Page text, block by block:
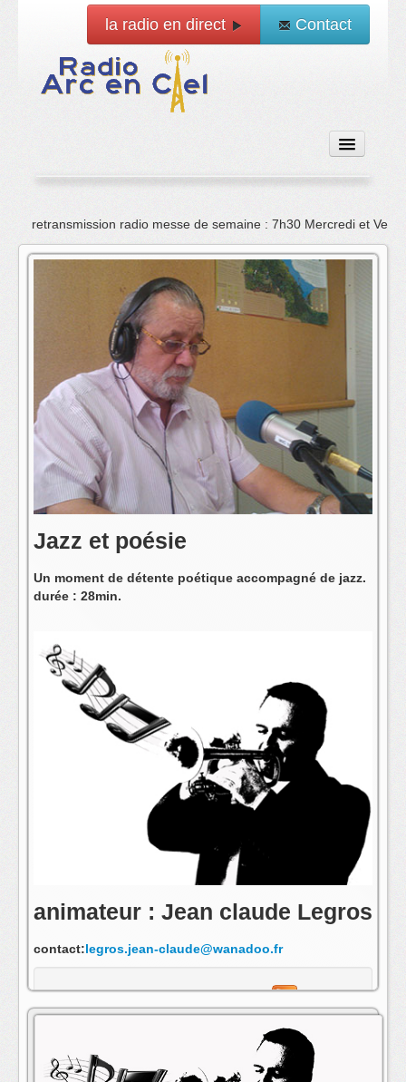
la radio en direct Contact
Accueil
Emissions
La radio
L'équipe
retransmission radio messe de semaine : 7h30 Mercredi et
Jazz et poésie
Un moment de détente poétique accompagné de jazz.
durée : 28min.
animateur : Jean claude Legros
contact:legros.jean-claude@wanadoo.fr
s'abonner au fil rss de cette emission: